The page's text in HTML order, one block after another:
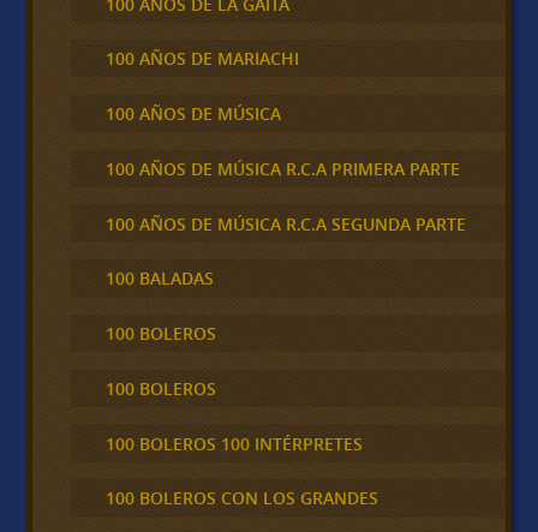
100 AÑOS DE MARIACHI
100 AÑOS DE MÚSICA
100 AÑOS DE MÚSICA R.C.A PRIMERA PARTE
100 AÑOS DE MÚSICA R.C.A SEGUNDA PARTE
100 BALADAS
100 BOLEROS
100 BOLEROS
100 BOLEROS 100 INTÉRPRETES
100 BOLEROS CON LOS GRANDES